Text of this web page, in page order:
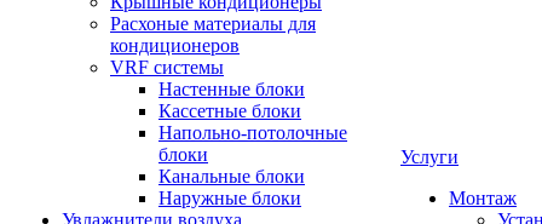
Расхоные материалы для
кондиционеров
VRF системы
Настенные блоки
Кассетные блоки
Напольно-потолочные
блоки
Канальные блоки
Наружные блоки
Увлажнители воздуха
Услуги
Монтаж